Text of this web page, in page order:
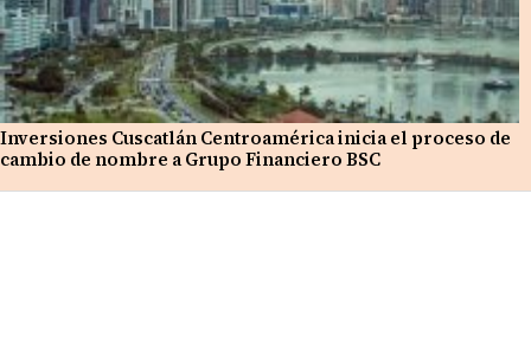
Inversiones Cuscatlán Centroamérica inicia el proceso de
cambio de nombre a Grupo Financiero BSC